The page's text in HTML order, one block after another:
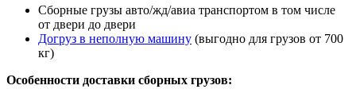
Сборные грузы авто/жд/авиа транспортом в том числе
от двери до двери
Догруз в неполную машину (выгодно для грузов от 700
кг)
Особенности доставки сборных грузов: